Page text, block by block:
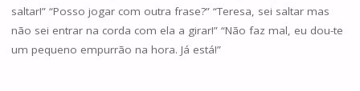
saltar!” “Posso jogar com outra frase?” “Teresa, sei saltar mas
não sei entrar na corda com ela a girar!” “Não faz mal, eu dou-te
um pequeno empurrão na hora. Já está!”